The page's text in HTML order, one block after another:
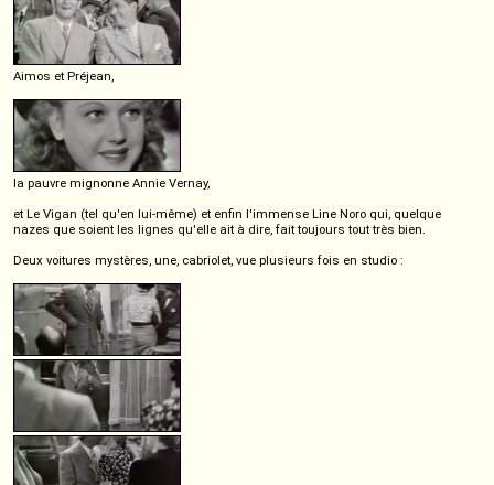
Aimos et Préjean,
la pauvre mignonne Annie Vernay,
et Le Vigan (tel qu'en lui-même) et enfin l'immense Line Noro qui, quelque
nazes que soient les lignes qu'elle ait à dire, fait toujours tout très bien.
Deux voitures mystères, une, cabriolet, vue plusieurs fois en studio :